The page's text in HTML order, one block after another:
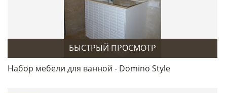
БЫСТРЫЙ ПРОСМОТР
Набор мебели для ванной - Domino Style